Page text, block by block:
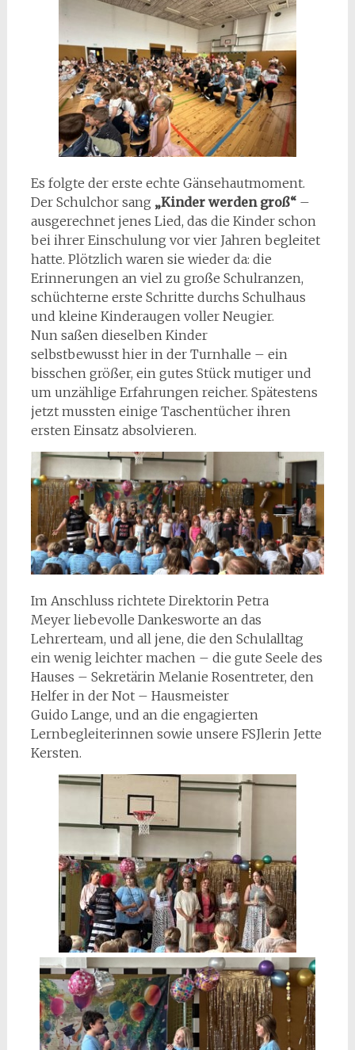
Es folgte der erste echte Gänsehautmoment.
Der Schulchor sang „Kinder werden groß“–
ausgerechnet jenes Lied, das die Kinder schon
bei ihrer Einschulung vor vier Jahren begleitet
hatte. Plötzlich waren sie wieder da: die
Erinnerungen an viel zu große Schulranzen,
schüchterne erste Schritte durchs Schulhaus
und kleine Kinderaugen voller Neugier.
Nun saßen dieselben Kinder
selbstbewusst hier in der Turnhalle – ein
bisschen größer, ein gutes Stück mutiger und
um unzählige Erfahrungen reicher. Spätestens
jetzt mussten einige Taschentücher ihren
ersten Einsatz absolvieren.
Im Anschluss richtete Direktorin Petra
Meyer liebevolle Dankesworte an das
Lehrerteam, und all jene, die den Schulalltag
ein wenig leichter machen – die gute Seele des
Hauses – Sekretärin Melanie Rosentreter, den
Helfer in der Not – Hausmeister
Guido Lange, und an die engagierten
Lernbegleiterinnen sowie unsere FSJlerin Jette
Kersten.